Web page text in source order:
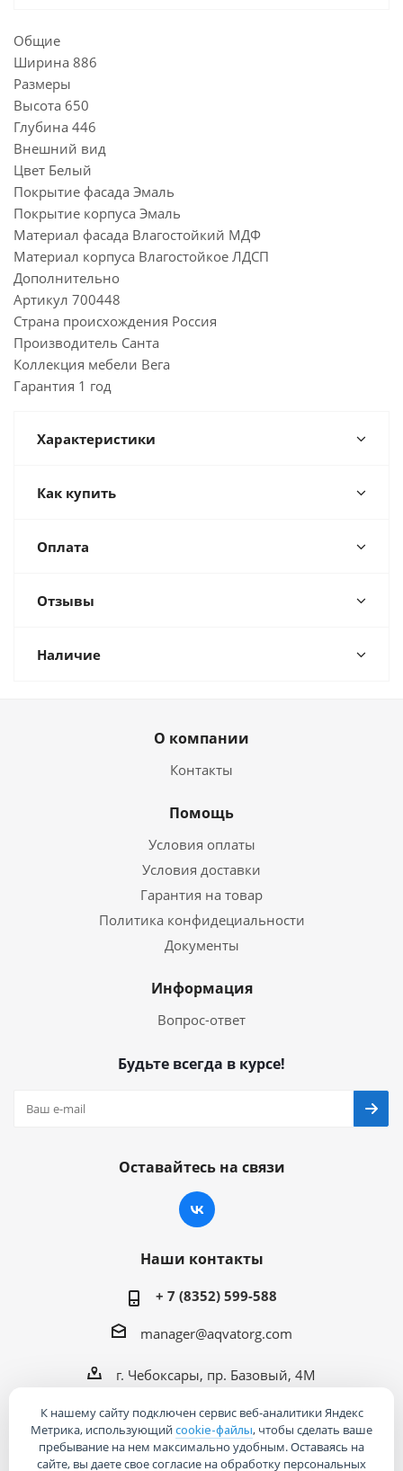
Общие
Ширина 886
Размеры
Высота 650
Глубина 446
Внешний вид
Цвет Белый
Покрытие фасада Эмаль
Покрытие корпуса Эмаль
Материал фасада Влагостойкий МДФ
Материал корпуса Влагостойкое ЛДСП
Дополнительно
Артикул 700448
Страна происхождения Россия
Производитель Санта
Коллекция мебели Вега
Гарантия 1 год
Характеристики
Как купить
Оплата
Отзывы
Наличие
О компании
Контакты
Помощь
Условия оплаты
Условия доставки
Гарантия на товар
Политика конфидециальности
Документы
Информация
Вопрос-ответ
Будьте всегда в курсе!
Оставайтесь на связи
Наши контакты
+ 7 (8352) 599-588
manager@aqvatorg.com
г. Чебоксары, пр. Базовый, 4М
К нашему сайту подключен сервис веб-аналитики Яндекс
Метрика, использующийcookie-файлы, чтобы сделать ваше
пребывание на нем максимально удобным. Оставаясь на
сайте, вы даете свое согласие на обработку персональных